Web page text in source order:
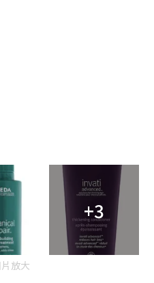
+3
放大